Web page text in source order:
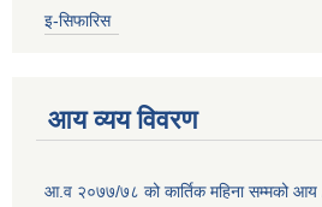
इ-सिफारिस
आय व्यय विवरण
आ.व २०७७/७८ को कार्तिक महिना सम्मको आय